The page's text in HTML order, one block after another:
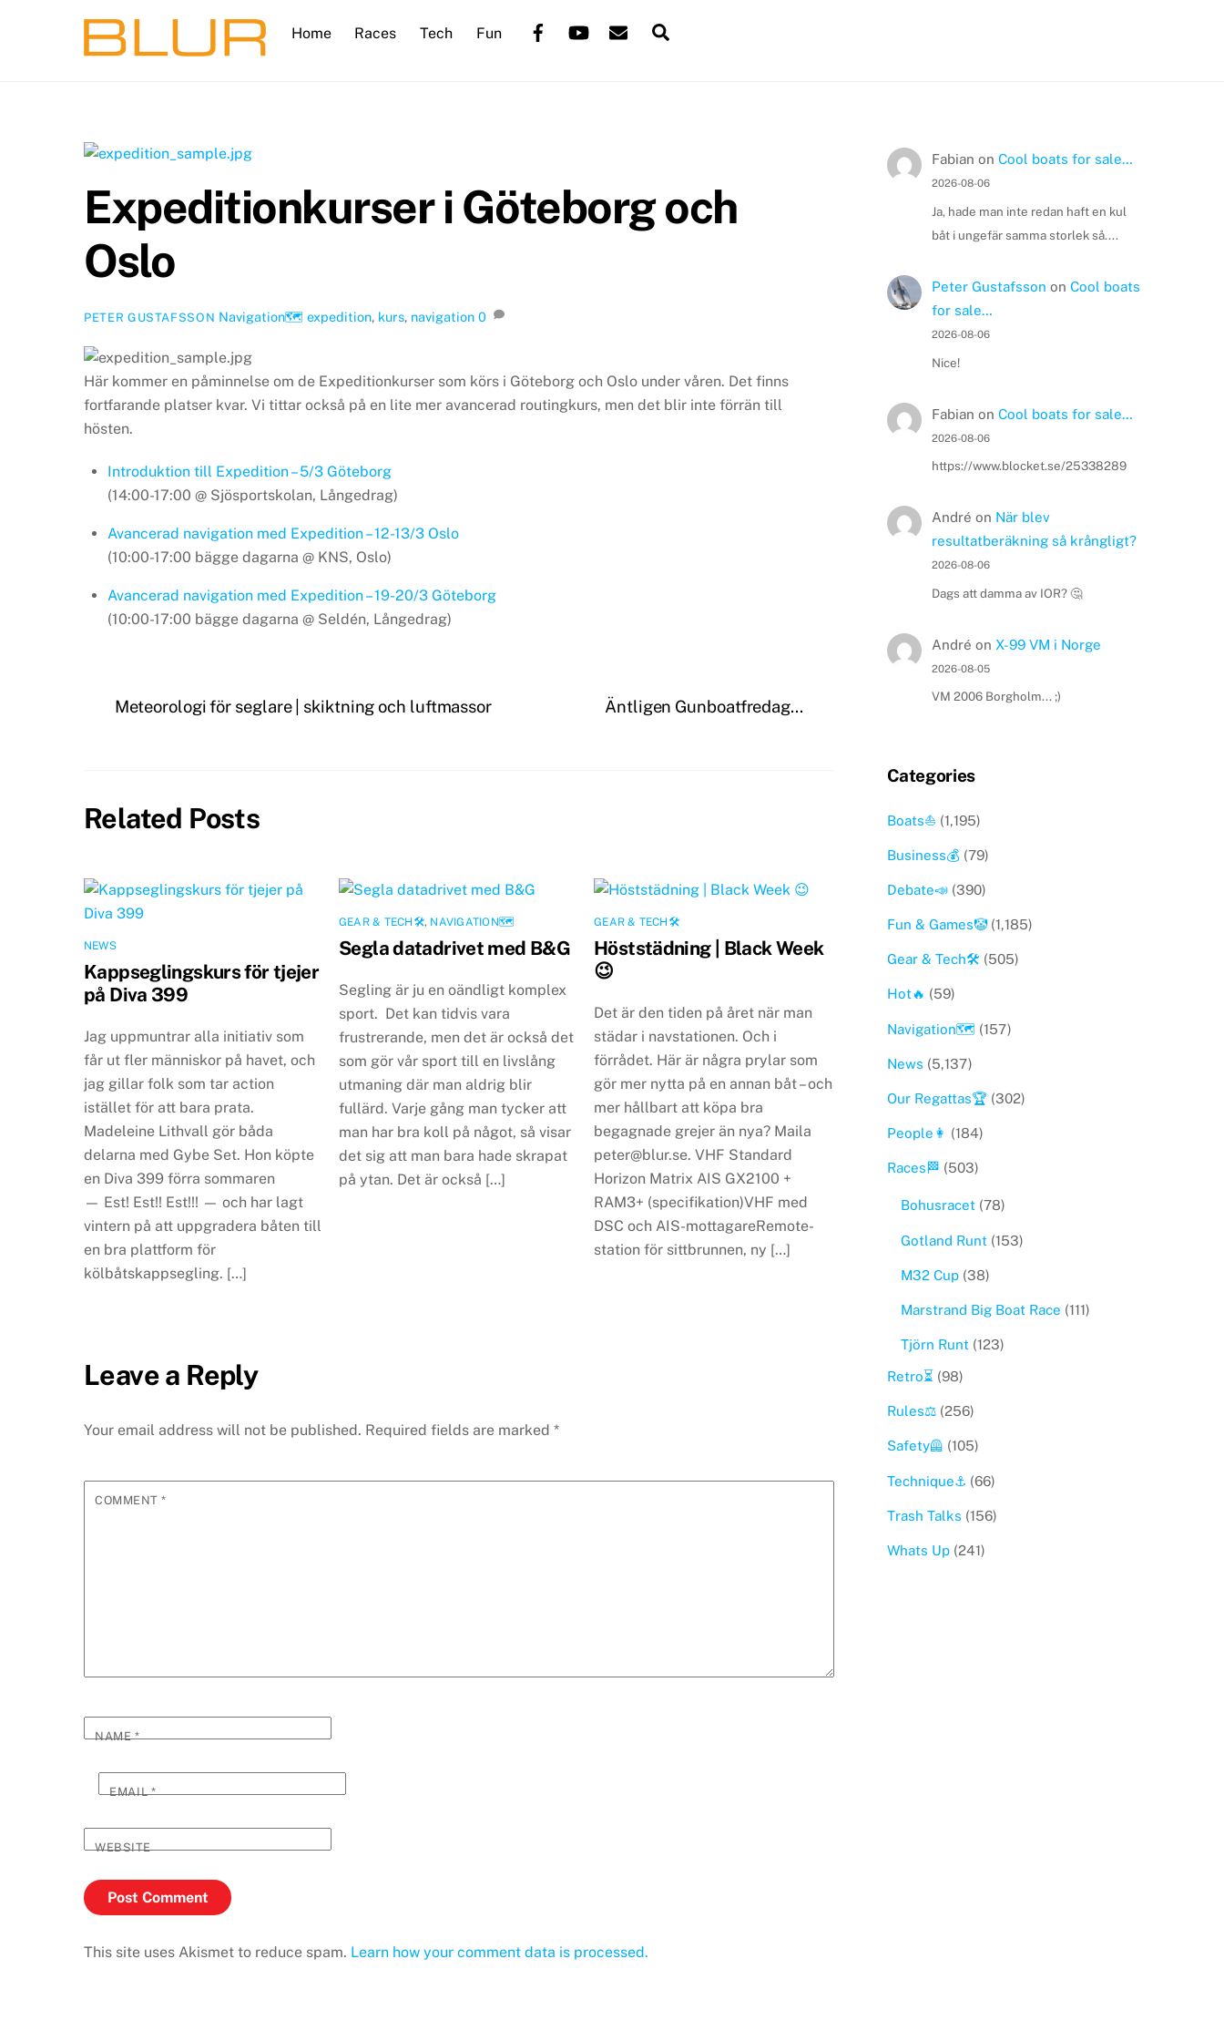
FacebookYouTubeMail
Home Races Tech Fun
Expeditionkurser i Göteborg och
Oslo
PETER GUSTAFSSON Navigation🗺 expedition, kurs, navigation 0
Här kommer en påminnelse om de Expeditionkurser som körs i Göteborg och Oslo under våren. Det finns
fortfarande platser kvar. Vi tittar också på en lite mer avancerad routingkurs, men det blir inte förrän till
hösten.
Introduktion till Expedition – 5/3 Göteborg
(14:00-17:00 @ Sjösportskolan, Långedrag)
Avancerad navigation med Expedition – 12-13/3 Oslo
(10:00-17:00 bägge dagarna @ KNS, Oslo)
Avancerad navigation med Expedition – 19-20/3 Göteborg
(10:00-17:00 bägge dagarna @ Seldén, Långedrag)
Meteorologi för seglare | skiktning och luftmassor Äntligen Gunboatfredag…
Related Posts
NEWS
Kappseglingskurs för tjejer
på Diva 399
Jag uppmuntrar alla initiativ som
får ut fler människor på havet, och
jag gillar folk som tar action
istället för att bara prata.
Madeleine Lithvall gör båda
delarna med Gybe Set. Hon köpte
en Diva 399 förra sommaren
— Est! Est!! Est!!! — och har lagt
vintern på att uppgradera båten till
en bra plattform för
kölbåtskappsegling. […]
GEAR & TECH🛠, NAVIGATION🗺
Segla datadrivet med B&G
Segling är ju en oändligt komplex
sport. Det kan tidvis vara
frustrerande, men det är också det
som gör vår sport till en livslång
utmaning där man aldrig blir
fullärd. Varje gång man tycker att
man har bra koll på något, så visar
det sig att man bara hade skrapat
på ytan. Det är också […]
GEAR & TECH🛠
Höststädning | Black Week
😉
Det är den tiden på året när man
städar i navstationen. Och i
förrådet. Här är några prylar som
gör mer nytta på en annan båt – och
mer hållbart att köpa bra
begagnade grejer än nya? Maila
peter@blur.se. VHF Standard
Horizon Matrix AIS GX2100 +
RAM3+ (specifikation)VHF med
DSC och AIS-mottagareRemote-
station för sittbrunnen, ny […]
Leave a Reply
Your email address will not be published. Required fields are marked *
COMMENT*
NAME*
EMAIL*
WEBSITE
This site uses Akismet to reduce spam. Learn how your comment data is processed.
Fabian on Cool boats for sale…
2026-08-06
Ja, hade man inte redan haft en kul
båt i ungefär samma storlek så....
Peter Gustafsson on Cool boats
for sale…
2026-08-06
Nice!
Fabian on Cool boats for sale…
2026-08-06
https://www.blocket.se/25338289
André on När blev
resultatberäkning så krångligt?
2026-08-06
Dags att damma av IOR? 🤔
André on X-99 VM i Norge
2026-08-05
VM 2006 Borgholm... ;)
Categories
Boats⛵️ (1,195)
Business💰 (79)
Debate📣(390)
Fun & Games🤡(1,185)
Gear & Tech🛠 (505)
Hot🔥 (59)
Navigation🗺 (157)
News (5,137)
Our Regattas🏆 (302)
People👩 (184)
Races🏁 (503)
Bohusracet(78)
Gotland Runt(153)
M32 Cup(38)
Marstrand Big Boat Race (111)
Tjörn Runt(123)
Retro⏳ (98)
Rules⚖️(256)
Safety🦺 (105)
Technique⚓️ (66)
Trash Talks (156)
Whats Up(241)
To